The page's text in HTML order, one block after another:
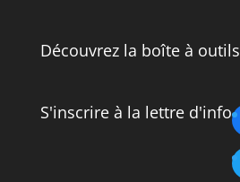
Découvrez la boîte à
S'inscrire à la lettre d'info